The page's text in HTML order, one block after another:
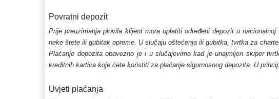
Povratni depozit
Prije preuzimanja plovila klijent mora uplatiti određeni depozit u
neke štete ili gubitak opreme. U slučaju oštećenja ili gubitka, tvrtka za
Plaćanje depozita obavezno je i u slučajevima kad je unajmljen skiper
kreditnih kartica koje ćete koristiti za plaćanje sigurnosnog depozita. U
Uvjeti plaćanja